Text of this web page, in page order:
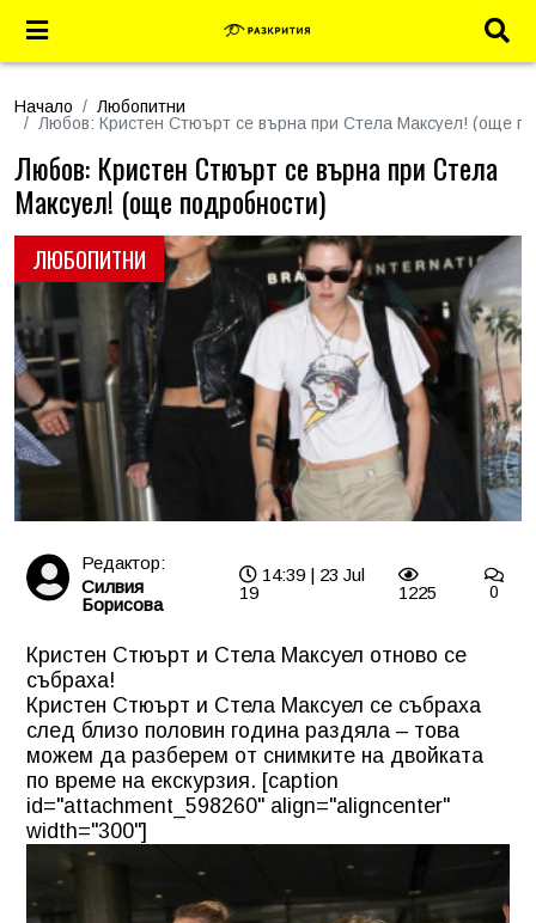
Начало
Любопитни
Любов: Кристен Стюърт се върна при Стела Максуел! (още
ЛЮБОПИТНИ
Любов: Кристен Стюърт се върна при Стела
Максуел! (още подробности)
Редактор:
Силвия
Борисова
14:39 | 23 Jul
19
1225 0
Кристен Стюърт и Стела Максуел отново се
събраха!
Кристен Стюърт и Стела Максуел се събраха
след близо половин година раздяла – това
можем да разберем от снимките на двойката
по време на екскурзия. [caption
id="attachment_598260" align="aligncenter"
width="300"]